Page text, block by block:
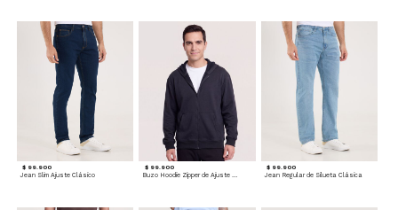
$ 99.900
Jean Slim Ajuste Clásico
$ 99.900 $ 99.900
Jean Regular de Silueta Clásica